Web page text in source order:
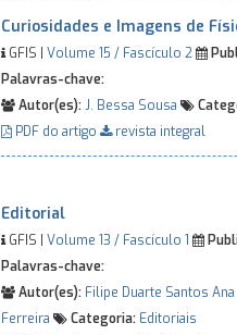
Curiosidades e Imagens de
GFIS | Volume 15 / Fascículo 2
Palavras-chave:
Autor(es): J. Bessa Sousa
PDF do artigo
revista integral
Editorial
GFIS | Volume 13 / Fascículo 1
Palavras-chave:
Autor(es): Filipe Duarte Santos
Ferreira
Categoria: Editoriais